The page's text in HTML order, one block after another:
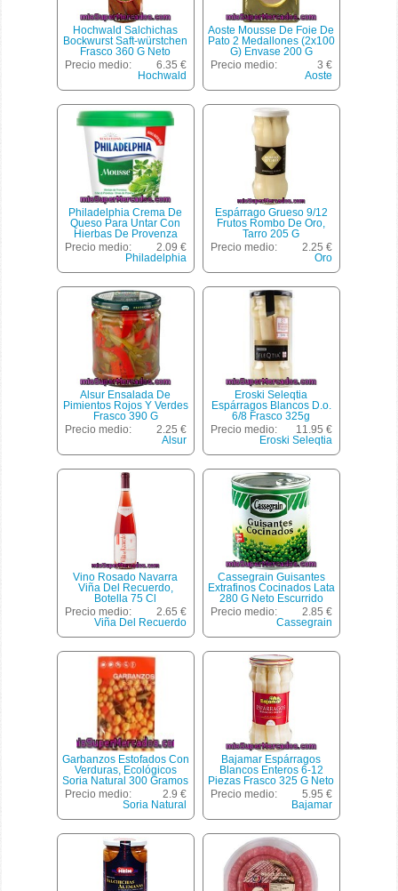
Hochwald Salchichas
Bockwurst Saft-würstchen
Frasco 360 G Neto
Escurrido
Precio medio:
6.35 €
Hochwald
Aoste Mousse De Foie De
Pato 2 Medallones (2x100
G) Envase 200 G
Precio medio:
3 €
Aoste
Philadelphia Crema De
Queso Para Untar Con
Hierbas De Provenza
Tarrina 154 G
Precio medio:
2.09 €
Philadelphia
Espárrago Grueso 9/12
Frutos Rombo De Oro,
Tarro 205 G
Precio medio:
2.25 €
Oro
Alsur Ensalada De
Pimientos Rojos Y Verdes
Frasco 390 G
Precio medio:
2.25 €
Alsur
Eroski Seleqtia
Espárragos Blancos D.o.
6/8 Frasco 325g
Precio medio:
11.95 €
Eroski Seleqtia
Vino Rosado Navarra
Viña Del Recuerdo,
Botella 75 Cl
Precio medio:
2.65 €
Viña Del Recuerdo
Cassegrain Guisantes
Extrafinos Cocinados Lata
280 G Neto Escurrido
Precio medio:
2.85 €
Cassegrain
Garbanzos Estofados Con
Verduras, Ecológicos
Soria Natural 300 Gramos
Netos.
Precio medio:
2.9 €
Soria Natural
Bajamar Espárragos
Blancos Enteros 6-12
Piezas Frasco 325 G Neto
Escurrido
Precio medio:
5.95 €
Bajamar